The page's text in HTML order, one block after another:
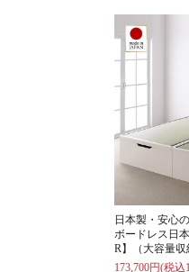
日本製・安心
ボードレス日
R】（大容量
173,700円(税込